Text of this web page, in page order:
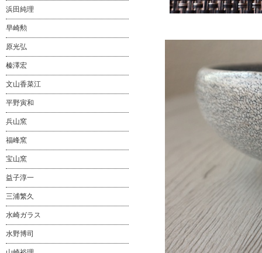
浜田純理
早崎勲
原光弘
榛澤宏
文山香菜江
平野寅和
兵山窯
福峰窯
宝山窯
益子淳一
三浦繁久
水崎ガラス
水野博司